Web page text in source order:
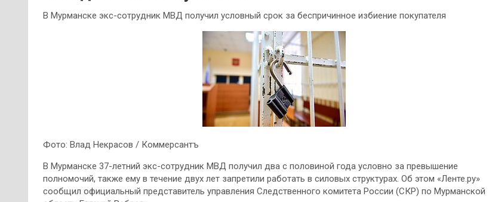
В Мурманске экс-сотрудник МВД получил условный срок за беспричинное избиение покупателя
Фото: Влад Некрасов / Коммерсантъ
В Мурманске 37-летний экс-сотрудник МВД получил два с половиной года условно за превышение
полномочий, также ему в течение двух лет запретили работать в силовых структурах. Об этом «Ленте.ру»
сообщил официальный представитель управления Следственного комитета России (СКР) по Мурманской